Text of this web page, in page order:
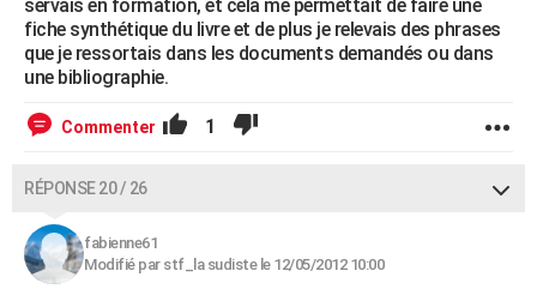
servais en formation, et cela me permettait de faire une
fiche synthétique du livre et de plus je relevais des phrases
que je ressortais dans les documents demandés ou dans
une bibliographie.
Commenter 1
RÉPONSE 20 / 26
fabienne61
Modifié par stf_la sudiste le 12/05/2012 10:00